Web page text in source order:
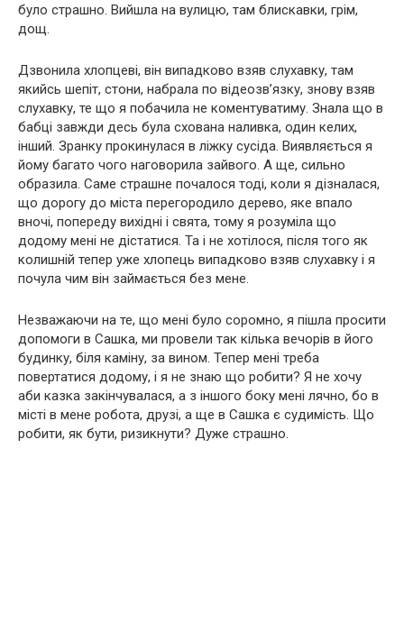
було страшно. Вийшла на вулицю, там блискавки, грім,
дощ.
Дзвонила хлопцеві, він випадково взяв слухавку, там
якийсь шепіт, стони, набрала по відеозв’язку, знову взяв
слухавку, те що я побачила не коментуватиму. Знала що в
бабці завжди десь була схована наливка, один келих,
інший. Зранку прокинулася в ліжку сусіда. Виявляється я
йому багато чого наговорила зайвого. А ще, сильно
образила. Саме страшне почалося тоді, коли я дізналася,
що дорогу до міста перегородило дерево, яке впало
вночі, попереду вихідні і свята, тому я розуміла що
додому мені не дістатися. Та і не хотілося, після того як
колишній тепер уже хлопець випадково взяв слухавку і я
почула чим він займається без мене.
Незважаючи на те, що мені було соромно, я пішла просити
допомоги в Сашка, ми провели так кілька вечорів в його
будинку, біля каміну, за вином. Тепер мені треба
повертатися додому, і я не знаю що робити? Я не хочу
аби казка закінчувалася, а з іншого боку мені лячно, бо в
місті в мене робота, друзі, а ще в Сашка є судимість. Що
робити, як бути, ризикнути? Дуже страшно.